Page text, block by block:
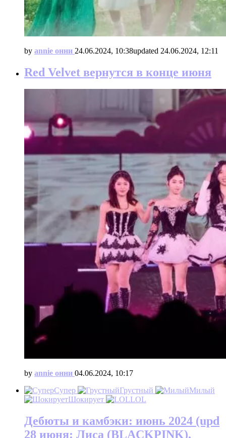
by annie онни 24.06.2024, 10:38updated 24.06.2024, 12:11
Red Velvet вернутся в конце июня
by annie онни 04.06.2024, 10:17
Супер
Грустный
Милый
Шокирует
LOL
Дебюты и камбэки: июнь 2024 (upd
28 июня: Лиса (BLACKPINK),